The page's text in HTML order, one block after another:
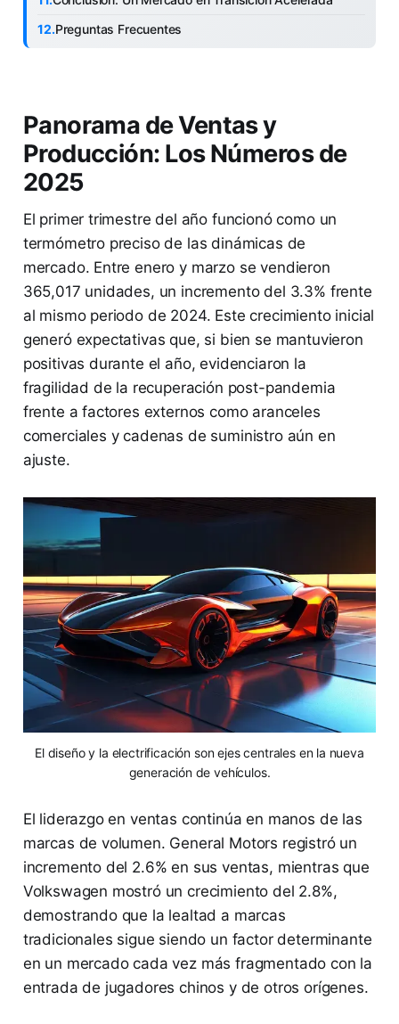
Preguntas Frecuentes
Panorama de Ventas y
Producción: Los Números de
2025
El primer trimestre del año funcionó como un
termómetro preciso de las dinámicas de
mercado. Entre enero y marzo se vendieron
365,017 unidades, un incremento del 3.3% frente
al mismo periodo de 2024. Este crecimiento inicial
generó expectativas que, si bien se mantuvieron
positivas durante el año, evidenciaron la
fragilidad de la recuperación post-pandemia
frente a factores externos como aranceles
comerciales y cadenas de suministro aún en
ajuste.
El diseño y la electrificación son ejes centrales en la nueva
generación de vehículos.
El liderazgo en ventas continúa en manos de las
marcas de volumen. General Motors registró un
incremento del 2.6% en sus ventas, mientras que
Volkswagen mostró un crecimiento del 2.8%,
demostrando que la lealtad a marcas
tradicionales sigue siendo un factor determinante
en un mercado cada vez más fragmentado con la
entrada de jugadores chinos y de otros orígenes.